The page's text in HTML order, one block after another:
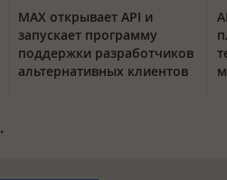
MAX открывает API и
запускает программу
поддержки разработчиков
альтернативных клиентов
.